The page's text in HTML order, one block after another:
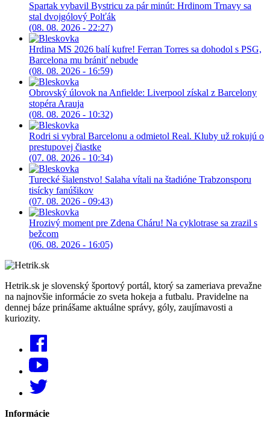
Spartak vybavil Bystricu za pár minút: Hrdinom Trnavy sa
stal dvojgólový Polťák
(08. 08. 2026 - 22:27)
Hrdina MS 2026 balí kufre! Ferran Torres sa dohodol s PSG,
Barcelona mu brániť nebude
(08. 08. 2026 - 16:59)
Obrovský úlovok na Anfielde: Liverpool získal z Barcelony
stopéra Arauja
(08. 08. 2026 - 10:32)
Rodri si vybral Barcelonu a odmietol Real. Kluby už rokujú o
prestupovej čiastke
(07. 08. 2026 - 10:34)
Turecké šialenstvo! Salaha vítali na štadióne Trabzonsporu
tisícky fanúšikov
(07. 08. 2026 - 09:43)
Hrozivý moment pre Zdena Cháru! Na cyklotrase sa zrazil s
bežcom
(06. 08. 2026 - 16:05)
Hetrik.sk je slovenský športový portál, ktorý sa zameriava prevažne
na najnovšie informácie zo sveta hokeja a futbalu. Pravidelne na
dennej báze prinášame aktuálne správy, góly, zaujímavosti a
kuriozity.
Informácie